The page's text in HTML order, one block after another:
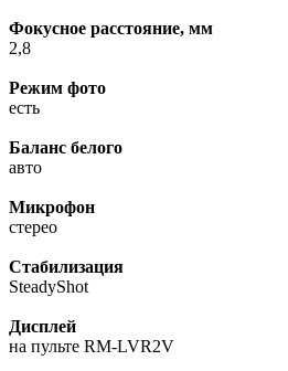
Фокусное расстояние, мм
2,8
Режим фото
есть
Баланс белого
авто
Микрофон
стерео
Стабилизация
SteadyShot
Дисплей
на пульте RM-LVR2V